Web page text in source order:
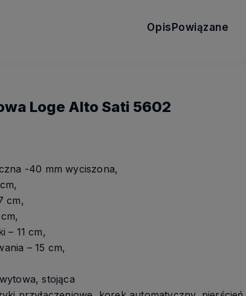
Opis Powiązane
Loge Alto Sati 5602
-40 mm wyciszona,
cm,
– 11 cm,
– 15 cm,
stojąca